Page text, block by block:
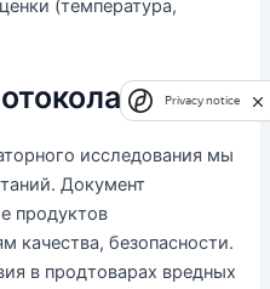
(температура,
исследования мы
Документ
продуктов
качества, безопасности.
в продтоварах вредных
Privacy notice